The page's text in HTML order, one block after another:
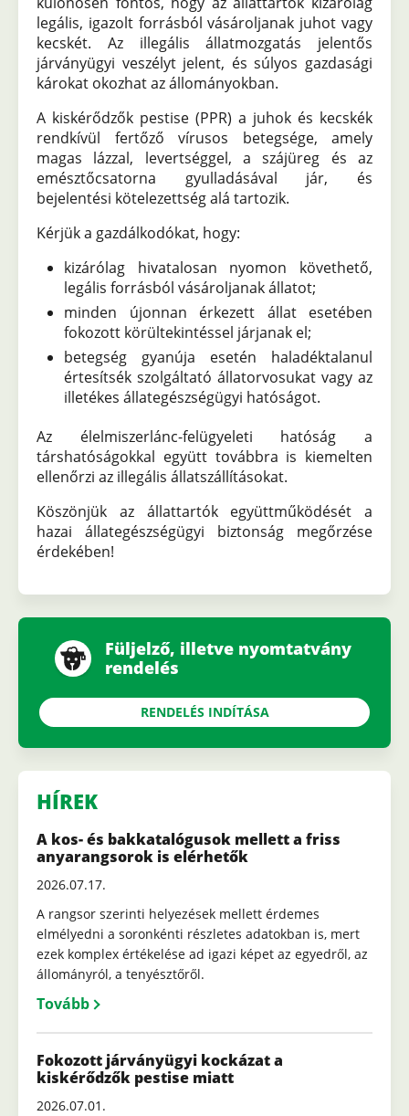
legális, igazolt forrásból vásároljanak juhot vagy
kecskét. Az illegális állatmozgatás jelentős
járványügyi veszélyt jelent, és súlyos gazdasági
károkat okozhat az állományokban.
A kiskérődzők pestise (PPR) a juhok és kecskék
rendkívül fertőző vírusos betegsége, amely
magas lázzal, levertséggel, a szájüreg és az
emésztőcsatorna gyulladásával jár, és
bejelentési kötelezettség alá tartozik.
Kérjük a gazdálkodókat, hogy:
kizárólag hivatalosan nyomon követhető,
legális forrásból vásároljanak állatot;
minden újonnan érkezett állat esetében
fokozott körültekintéssel járjanak el;
betegség gyanúja esetén haladéktalanul
értesítsék szolgáltató állatorvosukat vagy az
illetékes állategészségügyi hatóságot.
Az élelmiszerlánc-felügyeleti hatóság a
társhatóságokkal együtt továbbra is kiemelten
ellenőrzi az illegális állatszállításokat.
Köszönjük az állattartók együttműködését a
hazai állategészségügyi biztonság megőrzése
érdekében!
Füljelző, illetve nyomtatvány
rendelés
RENDELÉS INDÍTÁSA
HÍREK
A kos- és bakkatalógusok mellett a friss
anyarangsorok is elérhetők
2026.07.17.
A rangsor szerinti helyezések mellett érdemes
elmélyedni a soronkénti részletes adatokban is, mert
ezek komplex értékelése ad igazi képet az egyedről, az
állományról, a tenyésztőről.
Tovább
Fokozott járványügyi kockázat a
kiskérődzők pestise miatt
2026.07.01.